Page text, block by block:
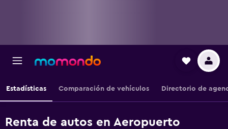
Estadísticas Comparación de vehículos Directorio de
Renta de autos en Aeropuerto